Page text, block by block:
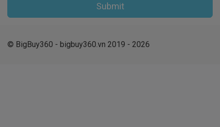
Submit
© BigBuy360 - bigbuy360.vn 2019 - 2026